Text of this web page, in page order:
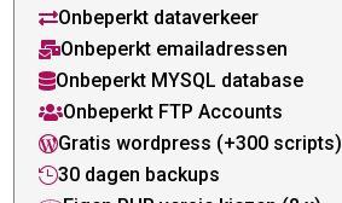
Onbeperkt dataverkeer
Onbeperkt emailadressen
Onbeperkt MYSQL database
Onbeperkt FTP Accounts
Gratis wordpress (+300 scripts)
30 dagen backups